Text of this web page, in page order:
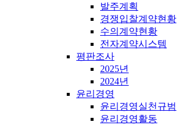
발주계획
경쟁입찰계약현황
수의계약현황
전자계약시스템
평판조사
2025년
2024년
윤리경영
윤리경영실천규범
윤리경영활동